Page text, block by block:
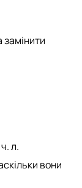
л.
вони